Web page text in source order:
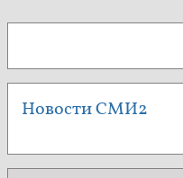
Новости СМИ2